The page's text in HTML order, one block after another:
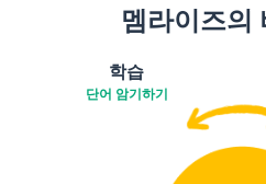
멤라이즈의
학습
단어 암기하기